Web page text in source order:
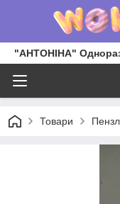
"АНТОНІНА"
Товари